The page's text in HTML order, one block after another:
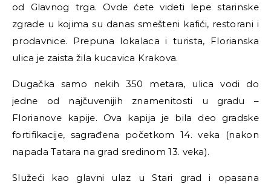
od Glavnog trga. Ovde ćete videti lepe starinske
zgrade u kojima su danas smešteni kafići, restorani i
prodavnice. Prepuna lokalaca i turista, Florianska
ulica je zaista žila kucavica Krakova.
Dugačka samo nekih 350 metara, ulica vodi do
jedne od najčuvenijih znamenitosti u gradu –
Florianove kapije. Ova kapija je bila deo gradske
fortifikacije, sagrađena početkom 14. veka (nakon
napada Tatara na grad sredinom 13. veka).
Služeći kao glavni ulaz u Stari grad i opasana